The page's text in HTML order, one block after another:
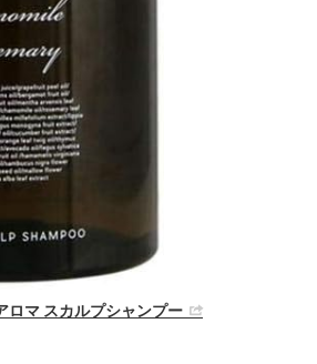
ロマ スカルプシャンプー